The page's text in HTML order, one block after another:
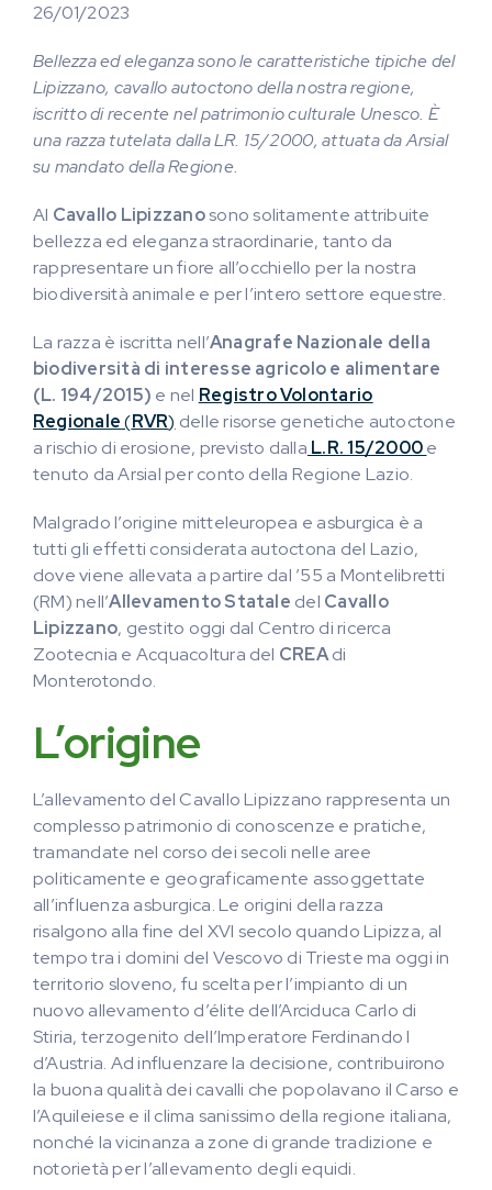
26/01/2023
Bellezza ed eleganza sono le caratteristiche tipiche del
Lipizzano, cavallo autoctono della nostra regione,
iscritto di recente nel patrimonio culturale Unesco. È
una razza tutelata dalla LR. 15/2000, attuata da Arsial
su mandato della Regione.
Al Cavallo Lipizzanosono solitamente attribuite
bellezza ed eleganza straordinarie, tanto da
rappresentare un fiore all’occhiello per la nostra
biodiversità animale e per l’intero settore equestre.
La razza è iscritta nell’Anagrafe Nazionale della
biodiversità di interesse agricolo e alimentare
(L. 194/2015) e nel Registro Volontario
Regionale(RVR) delle risorse genetiche autoctone
a rischio di erosione, previsto dalla L.R. 15/2000e
tenuto da Arsial per conto della Regione Lazio.
Malgrado l’origine mitteleuropea e asburgica è a
tutti gli effetti considerata autoctona del Lazio,
dove viene allevata a partire dal ’55 a Montelibretti
(RM) nell’Allevamento Statale del Cavallo
Lipizzano, gestito oggi dal Centro di ricerca
Zootecnia e Acquacoltura del CREAdi
Monterotondo.
L’origine
L’allevamento del Cavallo Lipizzano rappresenta un
complesso patrimonio di conoscenze e pratiche,
tramandate nel corso dei secoli nelle aree
politicamente e geograficamente assoggettate
all’influenza asburgica. Le origini della razza
risalgono alla fine del XVI secolo quando Lipizza, al
tempo tra i domini del Vescovo di Trieste ma oggi in
territorio sloveno, fu scelta per l’impianto di un
nuovo allevamento d’élite dell’Arciduca Carlo di
Stiria, terzogenito dell’Imperatore Ferdinando I
d’Austria. Ad influenzare la decisione, contribuirono
la buona qualità dei cavalli che popolavano il Carso e
l’Aquileiese e il clima sanissimo della regione italiana,
nonché la vicinanza a zone di grande tradizione e
notorietà per l’allevamento degli equidi.